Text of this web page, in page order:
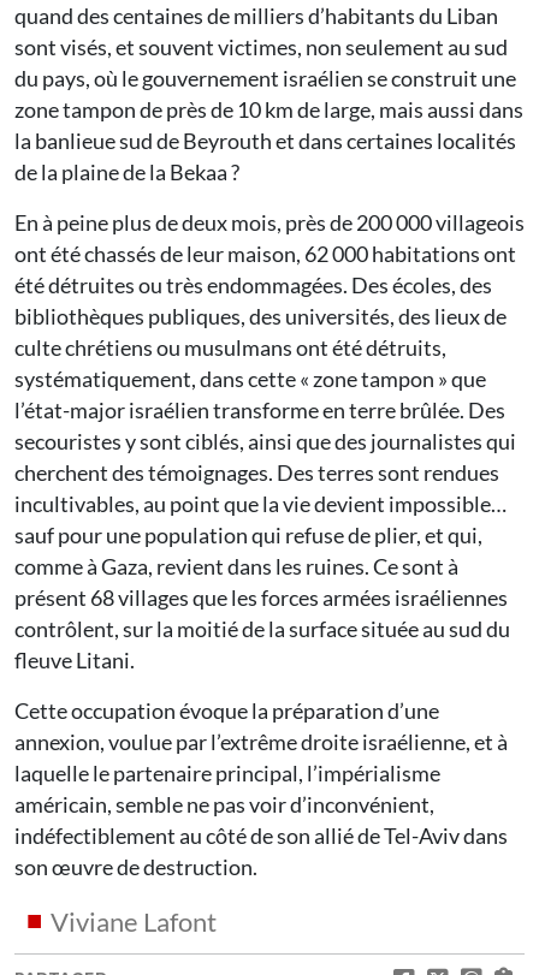
quand des centaines de milliers d’habitants du Liban
sont visés, et souvent victimes, non seulement au sud
du pays, où le gouvernement israélien se construit une
zone tampon de près de 10 km de large, mais aussi dans
la banlieue sud de Beyrouth et dans certaines localités
de la plaine de la Bekaa ?
En à peine plus de deux mois, près de 200 000 villageois
ont été chassés de leur maison, 62 000 habitations ont
été détruites ou très endommagées. Des écoles, des
bibliothèques publiques, des universités, des lieux de
culte chrétiens ou musulmans ont été détruits,
systématiquement, dans cette « zone tampon » que
l’état-major israélien transforme en terre brûlée. Des
secouristes y sont ciblés, ainsi que des journalistes qui
cherchent des témoignages. Des terres sont rendues
incultivables, au point que la vie devient impossible…
sauf pour une population qui refuse de plier, et qui,
comme à Gaza, revient dans les ruines. Ce sont à
présent 68 villages que les forces armées israéliennes
contrôlent, sur la moitié de la surface située au sud du
fleuve Litani.
Cette occupation évoque la préparation d’une
annexion, voulue par l’extrême droite israélienne, et à
laquelle le partenaire principal, l’impérialisme
américain, semble ne pas voir d’inconvénient,
indéfectiblement au côté de son allié de Tel-Aviv dans
son œuvre de destruction.
Viviane Lafont